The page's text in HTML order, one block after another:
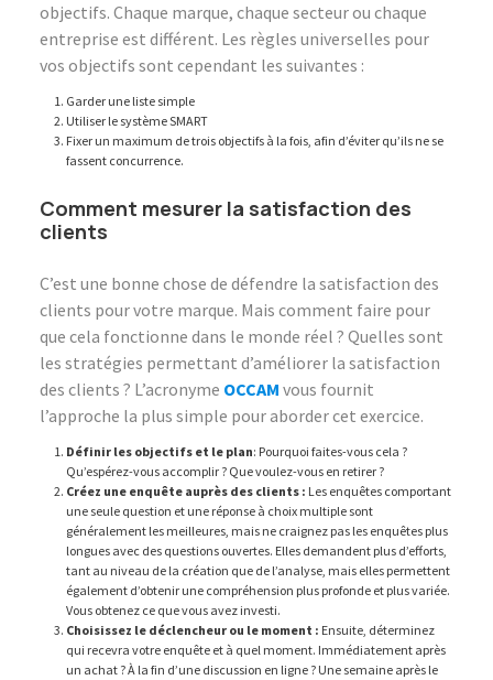
objectifs. Chaque marque, chaque secteur ou chaque
entreprise est différent. Les règles universelles pour
vos objectifs sont cependant les suivantes :
Garder une liste simple
Utiliser le système SMART
Fixer un maximum de trois objectifs à la fois, afin d’éviter qu’ils ne se
fassent concurrence.
Comment mesurer la satisfaction des
clients
C’est une bonne chose de défendre la satisfaction des
clients pour votre marque. Mais comment faire pour
que cela fonctionne dans le monde réel ? Quelles sont
les stratégies permettant d’améliorer la satisfaction
des clients ? L’acronyme OCCAM vous fournit
l’approche la plus simple pour aborder cet exercice.
Définir les objectifs et le plan: Pourquoi faites-vous cela ?
Qu’espérez-vous accomplir ? Que voulez-vous en retirer ?
Créez une enquête auprès des clients : Les enquêtes comportant
une seule question et une réponse à choix multiple sont
généralement les meilleures, mais ne craignez pas les enquêtes plus
longues avec des questions ouvertes. Elles demandent plus d’efforts,
tant au niveau de la création que de l’analyse, mais elles permettent
également d’obtenir une compréhension plus profonde et plus variée.
Vous obtenez ce que vous avez investi.
Choisissez le déclencheur ou le moment : Ensuite, déterminez
qui recevra votre enquête et à quel moment. Immédiatement après
un achat ? À la fin d’une discussion en ligne ? Une semaine après le